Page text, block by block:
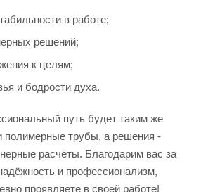
в работе;
решений;
к целям;
и бодрости духа.
путь будет таким же
полимерные трубы, а решения -
расчёты. Благодарим вас за
и профессионализм,
проявляете в своей работе!